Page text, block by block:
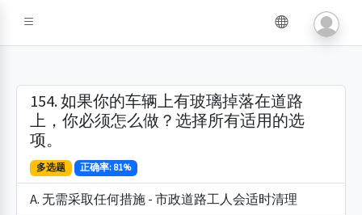
154. 如果你的车辆上有玻璃掉落在道路
上，你必须怎么做？选择所有适用的选
项。
多选题 正确率: 81%
A. 无需采取任何措施 - 市政道路工人会适时清理